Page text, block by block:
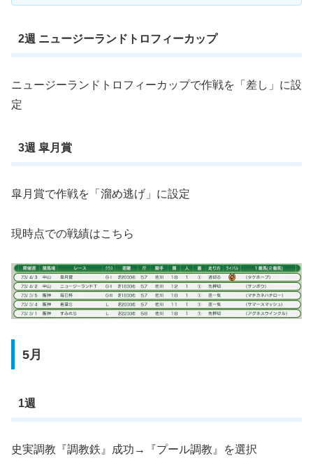
2週 ニュージーランドトロフィーカップ
ニュージーランドトロフィーカップで作戦を「差し」に設
定
3週 皐月賞
皐月賞で作戦を「溜め逃げ」に設定
現時点での戦績はこちら
5月
1週
史実調教『調教鉄』成功→『プール調教』を選択